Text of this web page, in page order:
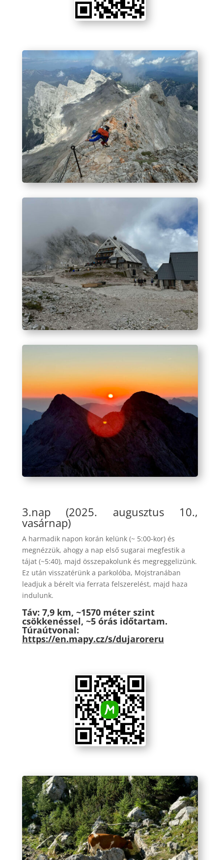
3.nap (2025. augusztus 10.,
vasárnap)
A harmadik napon korán kelünk (~ 5:00-kor) és
megnézzük, ahogy a nap első sugarai megfestik a
tájat (~5:40), majd összepakolunk és megreggelizünk.
Ez után visszatérünk a parkolóba, Mojstranában
leadjuk a bérelt via ferrata felszerelést, majd haza
indulunk.
Táv: 7,9 km, ~1570 méter szint
csökkenéssel, ~5 órás időtartam.
Túraútvonal:
https://en.mapy.cz/s/dujaroreru